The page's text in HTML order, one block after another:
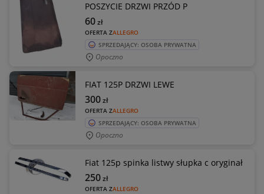
POSZYCIE DRZWI PRZÓD P
OFERTA ZALLEGRO
60zł
SPRZEDAJĄCY: OSOBA PRYWATNA
Opoczno
FIAT 125P DRZWI LEWE
OFERTA ZALLEGRO
300zł
SPRZEDAJĄCY: OSOBA PRYWATNA
Opoczno
Fiat 125p spinka listwy słupka c oryginał
OFERTA ZALLEGRO
250zł